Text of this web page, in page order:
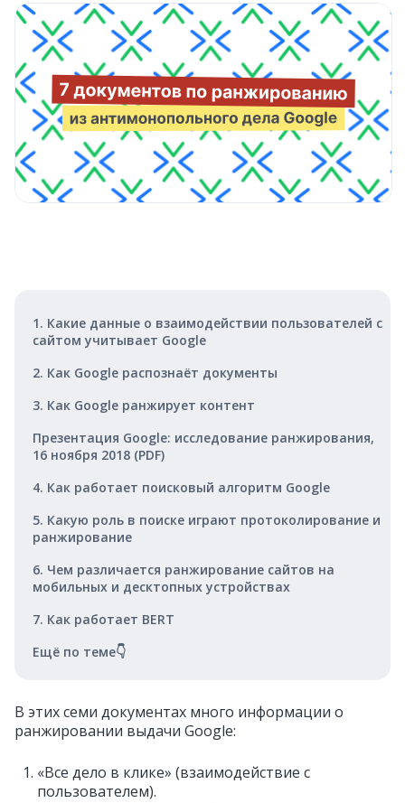
1. Какие данные о взаимодействии пользователей с
сайтом учитывает Google
2. Как Google распознаёт документы
3. Как Google ранжирует контент
Презентация Google: исследование ранжирования,
16 ноября 2018 (PDF)
4. Как работает поисковый алгоритм Google
5. Какую роль в поиске играют протоколирование и
ранжирование
6. Чем различается ранжирование сайтов на
мобильных и десктопных устройствах
7. Как работает BERT
Ещё по теме👇
В этих семи документах много информации о
ранжировании выдачи Google:
«Все дело в клике» (взаимодействие с
пользователем).